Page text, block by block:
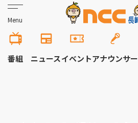
Menu
番組 ニュースイベントアナウンサー